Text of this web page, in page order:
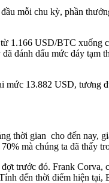
mỗi chu kỳ, phần
1.166 USD/BTC xuống
đánh dấu mức đáy tạm
13.882 USD, tương
thời gian cho đến nay,
mà chúng ta đã thấy
trước đó. Frank Corva,
đến thời điểm hiện tại,